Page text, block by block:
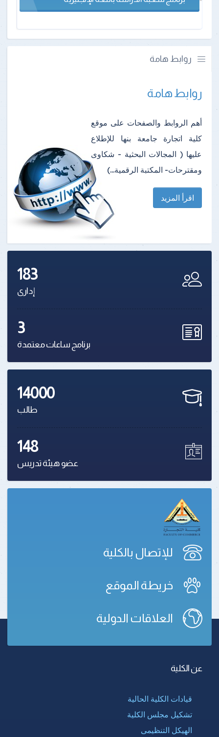
روابط هامة
روابط هامة
أهم الروابط والصفحات على موقع
كلية اتجارة جامعة بنها للإطلاع
عليها ( المجالات البحثية - شكاوى
ومقترحات- المكتبة الرقمية...)
اقرأ المزيد
183
إدارى
3
برنامج ساعات معتمدة
14000
طالب
148
عضو هيئة تدريس
للإتصال بالكلية
خريطة الموقع
العلاقات الدولية
عن الكلية
قيادات الكلية الحالية
تشكيل مجلس الكلية
الهيكل التنظيمى